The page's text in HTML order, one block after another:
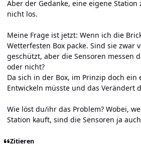
Aber der Gedanke, eine eigene Station
nicht los.
Meine Frage ist jetzt: Wenn ich die
Wetterfesten Box packe. Sind sie zwar
geschützt, aber die Sensoren messen
oder nicht?
Da sich in der Box, im Prinzip doch ein
Entwickeln müsste und das Verändert
Wie löst du/ihr das Problem? Wobei,
Station kauft, sind die Sensoren ja
Zitieren